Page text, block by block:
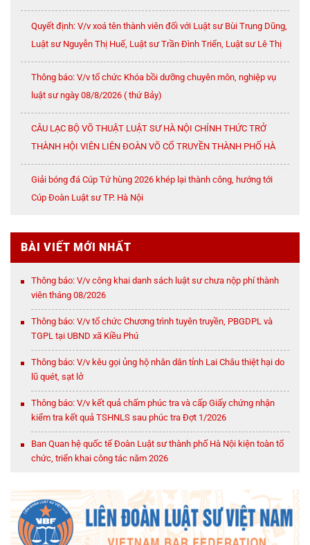
Quyết định: V/v xoá tên thành viên đối với Luật sư Bùi Trung Dũng,
Luật sư Nguyễn Thị Huế, Luật sư Trần Đình Triển, Luật sư Lê Thị
Oanh
Thông báo: V/v tổ chức Khóa bồi dưỡng chuyên môn, nghiệp vụ
luật sư ngày 08/8/2026 ( thứ Bảy)
CÂU LẠC BỘ VÕ THUẬT LUẬT SƯ HÀ NỘI CHÍNH THỨC TRỞ
THÀNH HỘI VIÊN LIÊN ĐOÀN VÕ CỔ TRUYỀN THÀNH PHỐ HÀ
NỘI
Giải bóng đá Cúp Tứ hùng 2026 khép lại thành công, hướng tới
Cúp Đoàn Luật sư TP. Hà Nội
BÀI VIẾT MỚI NHẤT
Thông báo: V/v công khai danh sách luật sư chưa nộp phí thành
viên tháng 08/2026
Thông báo: V/v tổ chức Chương trình tuyên truyền, PBGDPL và
TGPL tại UBND xã Kiều Phú
Thông báo: V/v kêu gọi ủng hộ nhân dân tỉnh Lai Châu thiệt hại do
lũ quét, sạt lở
Thông báo: V/v kết quả chấm phúc tra và cấp Giấy chứng nhận
kiểm tra kết quả TSHNLS sau phúc tra Đợt 1/2026
Ban Quan hệ quốc tế Đoàn Luật sư thành phố Hà Nội kiện toàn tổ
chức, triển khai công tác năm 2026